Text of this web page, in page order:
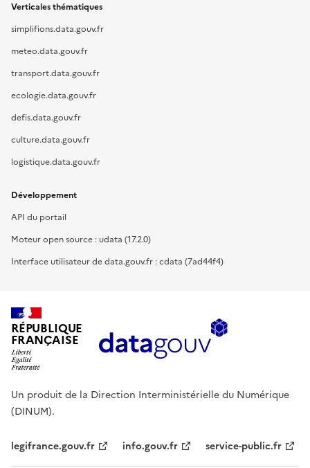
Verticales thématiques
simplifions.data.gouv.fr
meteo.data.gouv.fr
transport.data.gouv.fr
ecologie.data.gouv.fr
defis.data.gouv.fr
culture.data.gouv.fr
logistique.data.gouv.fr
Développement
API du portail
Moteur open source : udata (17.2.0)
Interface utilisateur de data.gouv.fr : cdata (7ad44f4)
RÉPUBLIQUE
FRANÇAISE
Un produit de la Direction Interministérielle du Numérique
(DINUM).
legifrance.gouv.fr info.gouv.fr service-public.fr